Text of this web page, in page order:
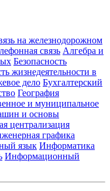
на железнодорожном
связь Алгебра и
Безопасность
жизнедеятельности в
дело Бухгалтерский
География
и муниципальное
и основы
централизация
графика
язык Информатика
Информационный